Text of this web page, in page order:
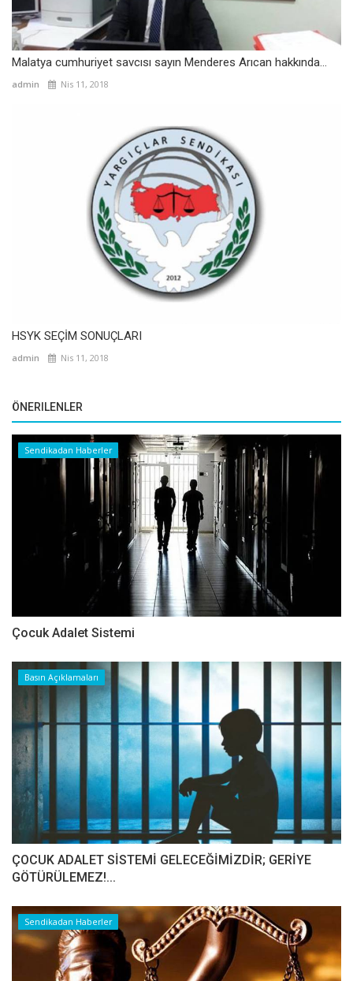
Malatya cumhuriyet savcısı sayın Menderes Arıcan hakkında...
admin Nis 11, 2018
HSYK SEÇİM SONUÇLARI
admin Nis 11, 2018
ÖNERILENLER
Sendikadan Haberler
Çocuk Adalet Sistemi
Basın Açıklamaları
ÇOCUK ADALET SİSTEMİ GELECEĞİMİZDİR; GERİYE
GÖTÜRÜLEMEZ!...
Sendikadan Haberler